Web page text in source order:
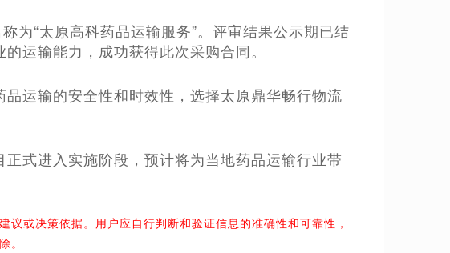
为“太原高科药品运输服务”。评审结果公示期已结
运输能力，成功获得此次采购合同。
运输的安全性和时效性，选择太原鼎华畅行物流
式进入实施阶段，预计将为当地药品运输行业带
或决策依据。用户应自行判断和验证信息的准确性和可靠性，
。